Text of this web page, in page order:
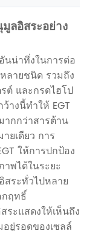
ลอิสระอย่าง
นน่าทึ่งในการต่อ
ลายชนิด รวมถึง
ต์ และกรดไฮโป
างนี้ทำให้ EGT
ากกว่าสารต้าน
ยเดียว การ
ให้การปกป้อง
พได้ในระยะ
สระทั่วไปหลาย
ฤทธิ์
ระแสดงให้เห็นถึง
ยู่รอดของเซลล์